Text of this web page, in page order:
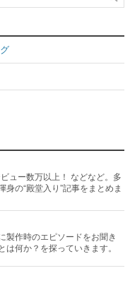
ュー数万以上！ などなど。多
の“殿堂入り”記事をまとめま
製作時のエピソードをお聞き
何か？を探っていきます。